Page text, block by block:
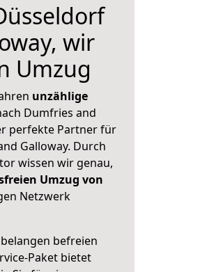
wir
Umzug
unzählige
Dumfries and
perfekte Partner für
Galloway. Durch
wissen wir genau,
Umzug von
Netzwerk
befreien
Paket bietet